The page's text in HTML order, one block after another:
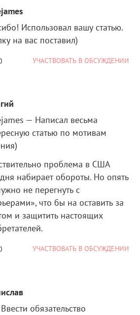
Использовал вашу статью.
на вас поставил)
УЧАСТВОВАТЬ В ОБСУЖДЕНИИ
— Написал весьма
статью по мотивам
проблема в США
набирает обороты. Но опять
не перегнуть с
что бы на оставить за
и защитить настоящих
УЧАСТВОВАТЬ В ОБСУЖДЕНИИ
обязательство